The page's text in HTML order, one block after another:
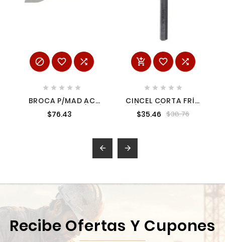
  
    
BROCA P/MAD AC
CARB MAN 1-3/8"
$76.43
  
    
CINCEL CORTA FRÍO
1/4" 5-1/8" URREA
86A-1/4
$35.46 $38.76
 
Recibe Ofertas Y Cupones